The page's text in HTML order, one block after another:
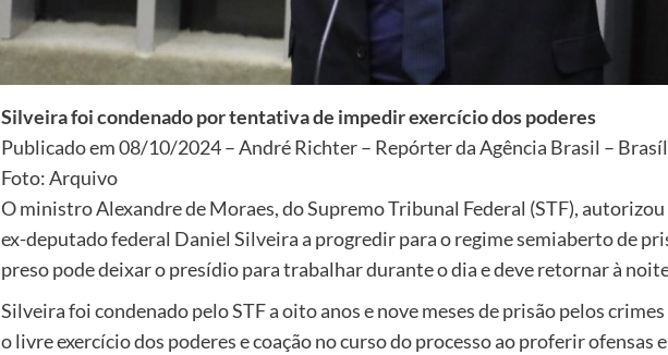
Silveira foi condenado por tentativa de impedir exercício dos poderes
Publicado em 08/10/2024 – André Richter – Repórter da Agência Brasil –
Foto: Arquivo
O ministro Alexandre de Moraes, do Supremo Tribunal Federal (STF),
ex-deputado federal Daniel Silveira a progredir para o regime semiaberto de
preso pode deixar o presídio para trabalhar durante o dia e deve retornar à
Silveira foi condenado pelo STF a oito anos e nove meses de prisão pelos
o livre exercício dos poderes e coação no curso do processo ao proferir ofensas